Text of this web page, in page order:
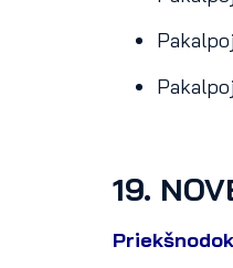
19.